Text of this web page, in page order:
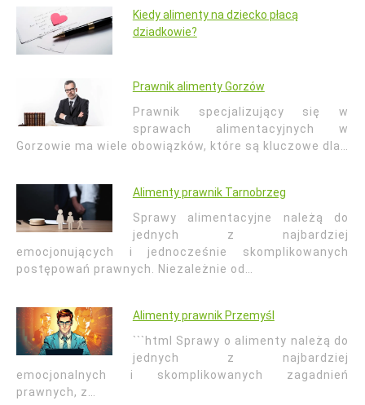
Kiedy alimenty na dziecko płacą
dziadkowie?
Prawnik alimenty Gorzów
Prawnik specjalizujący się w
sprawach alimentacyjnych w
Gorzowie ma wiele obowiązków, które są kluczowe dla…
Alimenty prawnik Tarnobrzeg
Sprawy alimentacyjne należą do
jednych z najbardziej
emocjonujących i jednocześnie skomplikowanych
postępowań prawnych. Niezależnie od…
Alimenty prawnik Przemyśl
```html Sprawy o alimenty należą do
jednych z najbardziej
emocjonalnych i skomplikowanych zagadnień
prawnych, z…